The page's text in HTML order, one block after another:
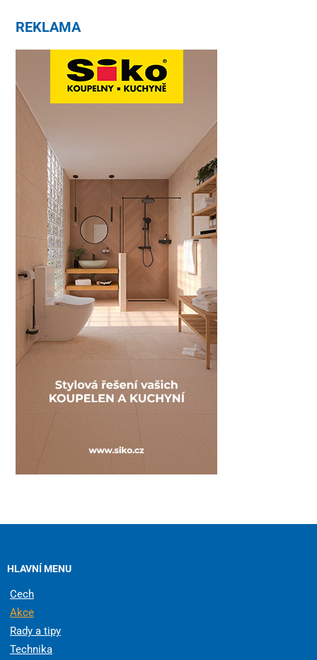
REKLAMA
HLAVNÍ MENU
Cech
Akce
Rady a tipy
Technika